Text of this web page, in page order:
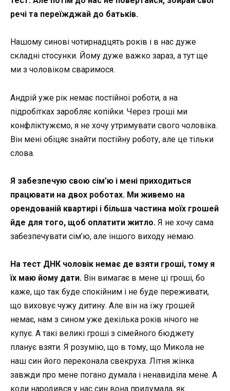
речі та переїжджай до батьків.
Нашому синові чотирнадцять років і в нас дуже
складні стосунки. Йому дуже важко зараз, а тут ще
ми з чоловіком сваримося.
Андрій уже рік немає постійної роботи, а на
підробітках заробляє копійки. Через гроші ми
конфліктужємо, я не хочу утримувати свого чоловіка.
Він мені обіцяє знайти постійну роботу, але це тільки
слова.
Я забезпечую свою сім’ю і мені приходиться
працювати на двох роботах. Ми живемо на
орендованій квартирі і більша частина моїх грошей
йде для того, щоб оплатити житло. Я не хочу сама
забезпечувати сім’ю, але іншого виходу немаю.
На тест ДНК чоловік немає де взяти гроші, тому я
їх маю йому дати. Він вимагає в мене ці гроші, бо
каже, що так буде спокійним і не буде переживати,
що виховує чужу дитину. Але він на їжу грошей
немає, нам з сином уже декілька років нічого не
купує. А такі великі гроші з сімейного бюджету
планує взяти. Я розумію, що в тому, що Микола не
наш син його переконала свекруха. Літня жінка
завжди про мене погано думала і ненавиділа мене. А
коли народився у нас син вона придумала, як